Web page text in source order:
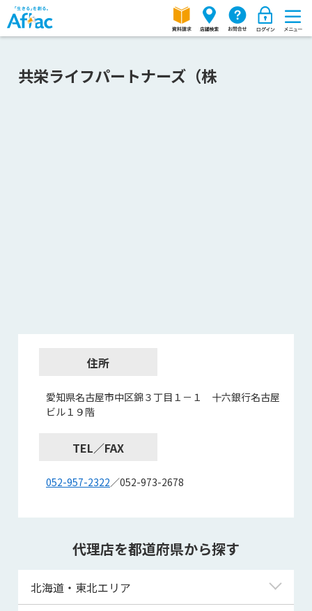
共栄ライフパートナーズ（株
住所
愛知県名古屋市中区錦３丁目１－１ 十六銀行名古屋
ビル１９階
TEL／FAX
052-957-2322／052-973-2678
代理店を都道府県から探す
北海道・東北エリア